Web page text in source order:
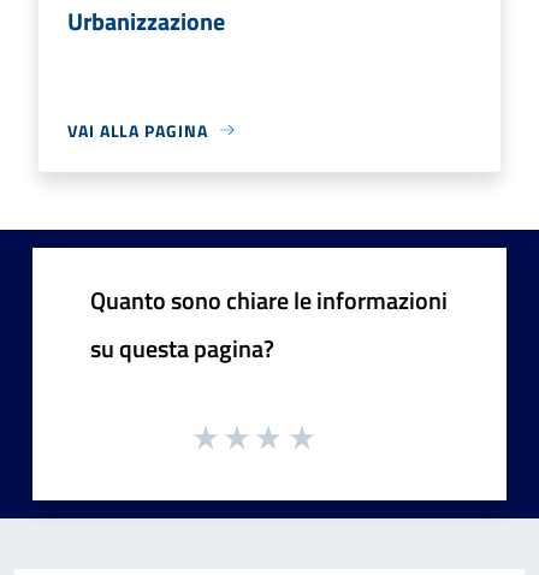
Urbanizzazione
VAI ALLA PAGINA
Quanto sono chiare le informazioni
su questa pagina?